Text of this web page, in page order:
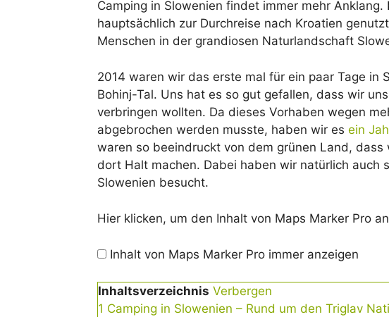
Camping in Slowenien findet immer mehr
hauptsächlich zur Durchreise nach Kroatien
Menschen in der grandiosen Naturlandschaft
2014 waren wir das erste mal für ein paar Tage in
Bohinj-Tal. Uns hat es so gut gefallen, dass wir
verbringen wollten. Da dieses Vorhaben wegen
abgebrochen werden musste, haben wir es ein
waren so beeindruckt von dem grünen Land,
dort Halt machen. Dabei haben wir natürlich auch
Slowenien besucht.
Inhalt
Maps
Pro
anzeigen
Hier klicken, um den Inhalt von Maps Marker Pro
Inhalt von Maps Marker Pro immer anzeigen
Inhaltsverzeichnis Verbergen
1 Camping in Slowenien – Rund um den Triglav